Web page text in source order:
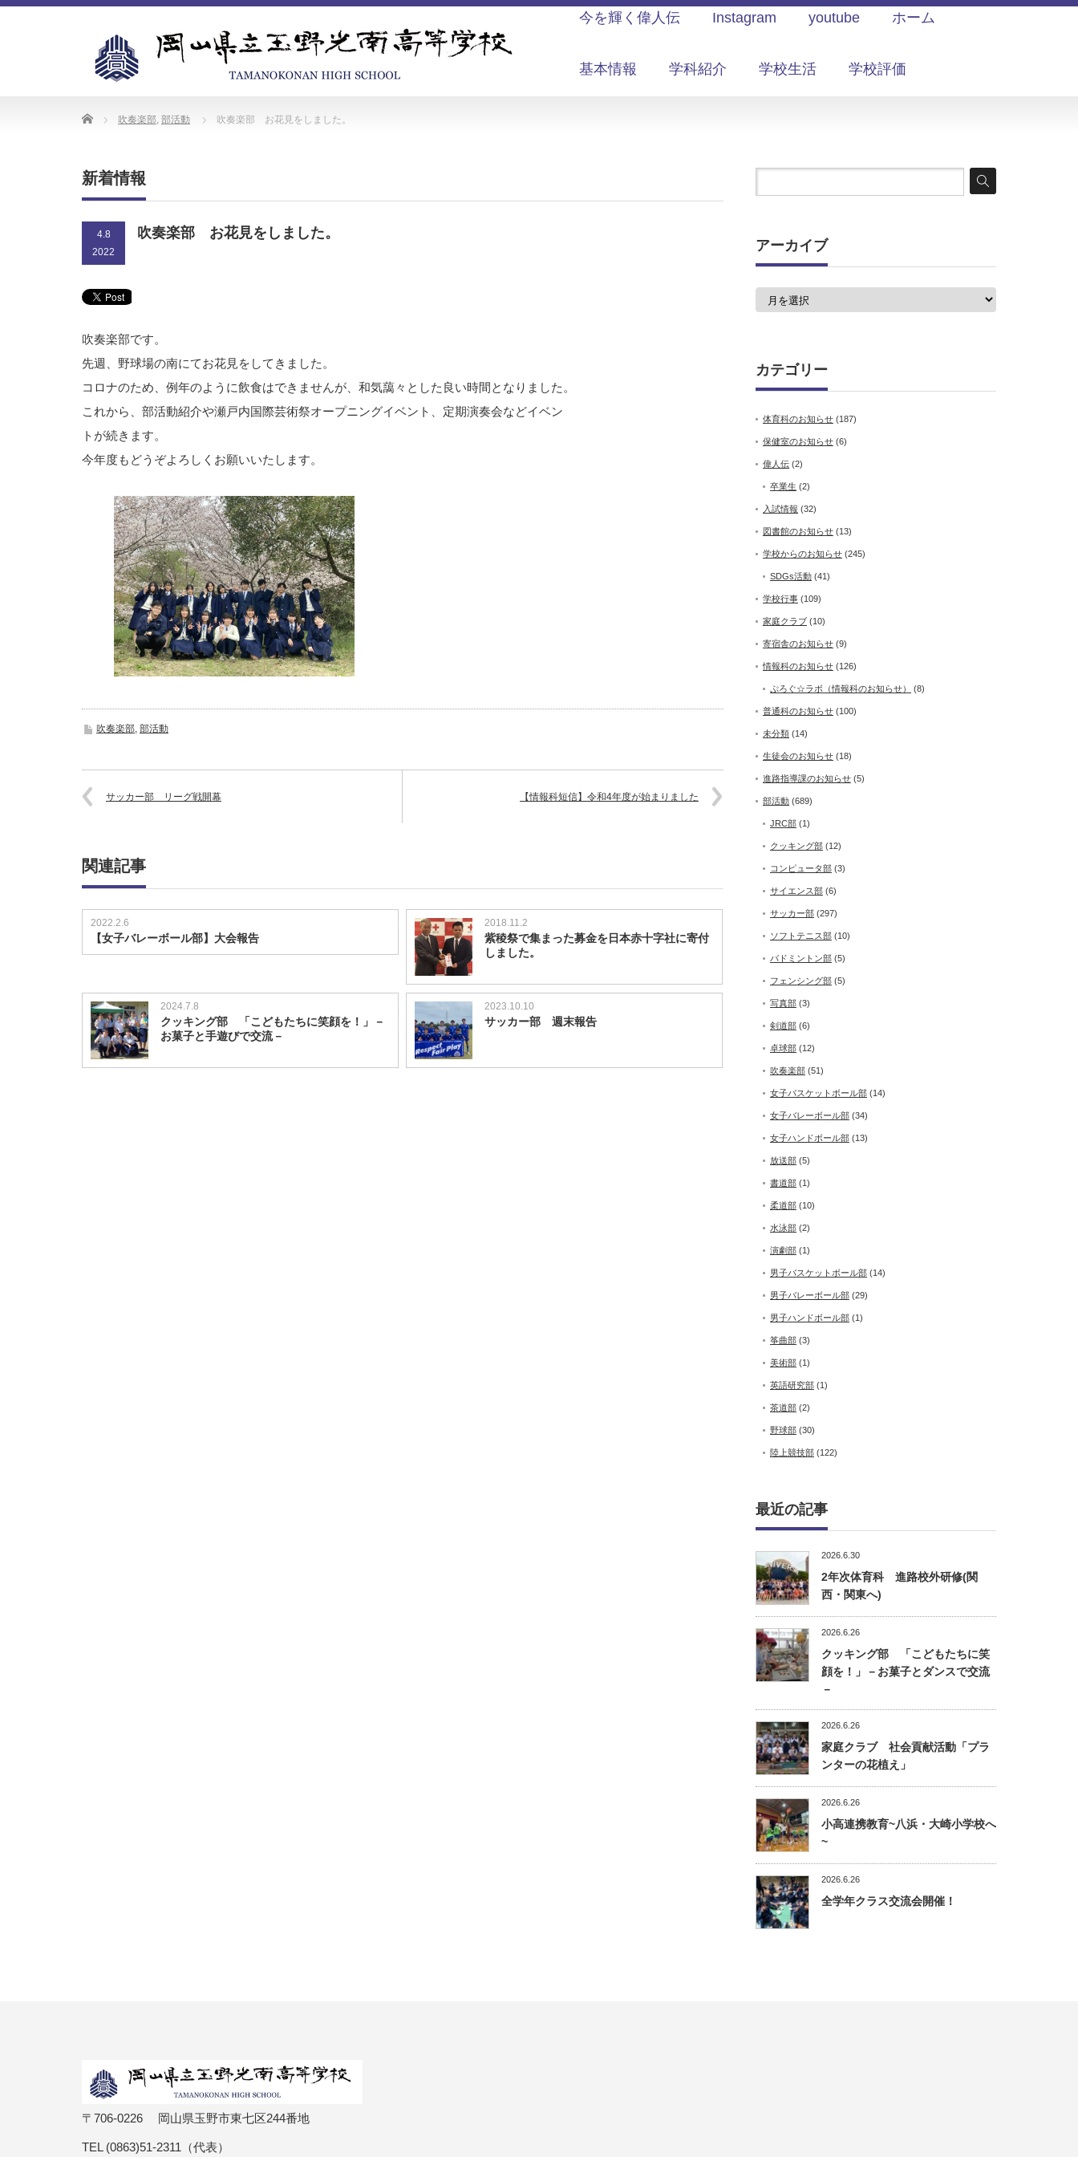
今を輝く偉人伝 Instagram youtube ホーム
基本情報 学科紹介 学校生活 学校評価
Home 吹奏楽部, 部活動 吹奏楽部 お花見をしました。
新着情報
4.8
2022
吹奏楽部 お花見をしました。
吹奏楽部です。
先週、野球場の南にてお花見をしてきました。
コロナのため、例年のように飲食はできませんが、和気藹々とした良い時間となりました。
これから、部活動紹介や瀬戸内国際芸術祭オープニングイベント、定期演奏会などイベン
トが続きます。
今年度もどうぞよろしくお願いいたします。
吹奏楽部, 部活動
サッカー部 リーグ戦開幕 【情報科短信】令和4年度が始まりました
関連記事
2022.2.6
【女子バレーボール部】大会報告
2018.11.2
紫稜祭で集まった募金を日本赤十字社に寄付
しました。
2024.7.8
クッキング部 「こどもたちに笑顔を！」－
お菓子と手遊びで交流－
2023.10.10
サッカー部 週末報告
アーカイブ
ア
カテゴリー
体育科のお知らせ (187)
保健室のお知らせ (6)
偉人伝 (2)
卒業生 (2)
入試情報 (32)
図書館のお知らせ (13)
学校からのお知らせ (245)
SDGs活動 (41)
学校行事 (109)
家庭クラブ (10)
寄宿舎のお知らせ (9)
情報科のお知らせ (126)
ぷろぐ☆ラボ（情報科のお知らせ） (8)
普通科のお知らせ (100)
未分類 (14)
生徒会のお知らせ (18)
進路指導課のお知らせ (5)
部活動 (689)
JRC部 (1)
クッキング部 (12)
コンピュータ部 (3)
サイエンス部 (6)
サッカー部 (297)
ソフトテニス部 (10)
バドミントン部 (5)
フェンシング部 (5)
写真部 (3)
剣道部 (6)
卓球部 (12)
吹奏楽部 (51)
女子バスケットボール部 (14)
女子バレーボール部 (34)
女子ハンドボール部 (13)
放送部 (5)
書道部 (1)
柔道部 (10)
水泳部 (2)
演劇部 (1)
男子バスケットボール部 (14)
男子バレーボール部 (29)
男子ハンドボール部 (1)
筝曲部 (3)
美術部 (1)
英語研究部 (1)
茶道部 (2)
野球部 (30)
陸上競技部 (122)
最近の記事
2026.6.30
2年次体育科 進路校外研修(関
西・関東へ)
2026.6.26
クッキング部 「こどもたちに笑
顔を！」－お菓子とダンスで交流
－
2026.6.26
家庭クラブ 社会貢献活動「プラ
ンターの花植え」
2026.6.26
小高連携教育~八浜・大崎小学校へ
~
2026.6.26
全学年クラス交流会開催！
〒706-0226 岡山県玉野市東七区244番地
TEL (0863)51-2311（代表）